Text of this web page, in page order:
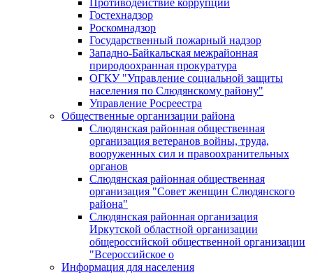
Противодействие коррупции
Гостехнадзор
Роскомнадзор
Государственный пожарный надзор
Западно-Байкальская межрайонная
природоохранная прокуратура
ОГКУ "Управление социальной защиты
населения по Слюдянскому району"
Управление Росреестра
Общественные организации района
Слюдянская районная общественная
организация ветеранов войны, труда,
вооруженных сил и правоохранительных
органов
Слюдянская районная общественная
организация "Совет женщин Слюдянского
района"
Слюдянская районная организация
Иркутской областной организации
общероссийской общественной организации
"Всероссийское о
Информация для населения